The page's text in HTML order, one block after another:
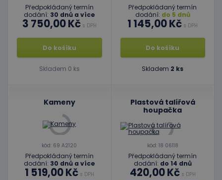
Předpokládaný termín
dodání: 30 dnů a více
3 750,00 Kčs DPH
Do košíku
Skladem 0 ks
Předpokládaný termín
dodání: do 5 dnů
1 145,00 Kč s DPH
Do košíku
Skladem 2 ks
Kameny
kód: 69 A2120
Předpokládaný termín
dodání: 30 dnů a více
1 519,00 Kčs DPH
Plastová talířová
houpačka
kód: 18 06118
Předpokládaný termín
dodání: do 14 dnů
420,00 Kčs DPH